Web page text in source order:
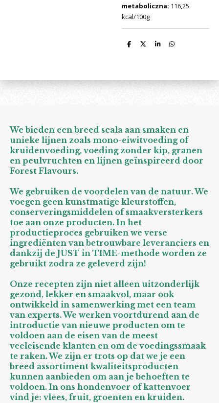
metaboliczna: 116,25
kcal/100g
D
D
S
D
We bieden een breed scala aan smaken en
unieke lijnen zoals mono-eiwitvoeding of
kruidenvoeding, voeding zonder kip, granen
en peulvruchten en lijnen geïnspireerd door
Forest Flavours.
We gebruiken de voordelen van de natuur. We
voegen geen kunstmatige kleurstoffen,
conserveringsmiddelen of smaakversterkers
toe aan onze producten. In het
productieproces gebruiken we verse
ingrediënten van betrouwbare leveranciers en
dankzij de JUST in TIME-methode worden ze
gebruikt zodra ze geleverd zijn!
Onze recepten zijn niet alleen uitzonderlijk
gezond, lekker en smaakvol, maar ook
ontwikkeld in samenwerking met een team
van experts. We werken voortdurend aan de
introductie van nieuwe producten om te
voldoen aan de eisen van de meest
veeleisende klanten en om de voedingssmaak
te raken. We zijn er trots op dat we je een
breed assortiment kwaliteitsproducten
kunnen aanbieden om aan je behoeften te
voldoen. In ons hondenvoer of kattenvoer
vind je: vlees, fruit, groenten en kruiden.